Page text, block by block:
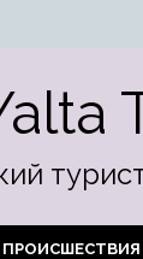
ПРОИСШЕСТВИЯ